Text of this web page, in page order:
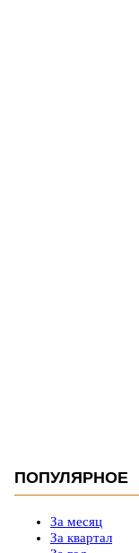
ПОПУЛЯРНОЕ
За месяц
За квартал